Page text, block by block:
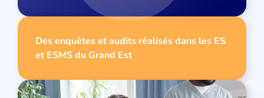
Des enquêtes et audits réalisés dans les ES
et ESMS du Grand Est